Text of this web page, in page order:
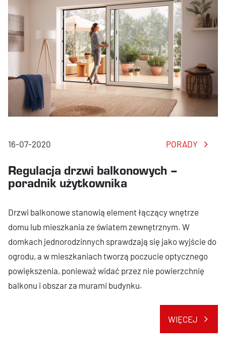
16-07-2020 PORADY
Regulacja drzwi balkonowych –
poradnik użytkownika
Drzwi balkonowe stanowią element łączący wnętrze
domu lub mieszkania ze światem zewnętrznym. W
domkach jednorodzinnych sprawdzają się jako wyjście do
ogrodu, a w mieszkaniach tworzą poczucie optycznego
powiększenia, ponieważ widać przez nie powierzchnię
balkonu i obszar za murami budynku.
WIĘCEJ